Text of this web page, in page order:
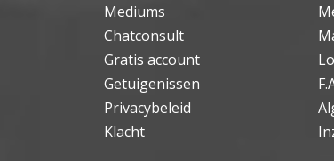
Mediums
Chatconsult
Gratis account
Getuigenissen
Privacybeleid
Klacht